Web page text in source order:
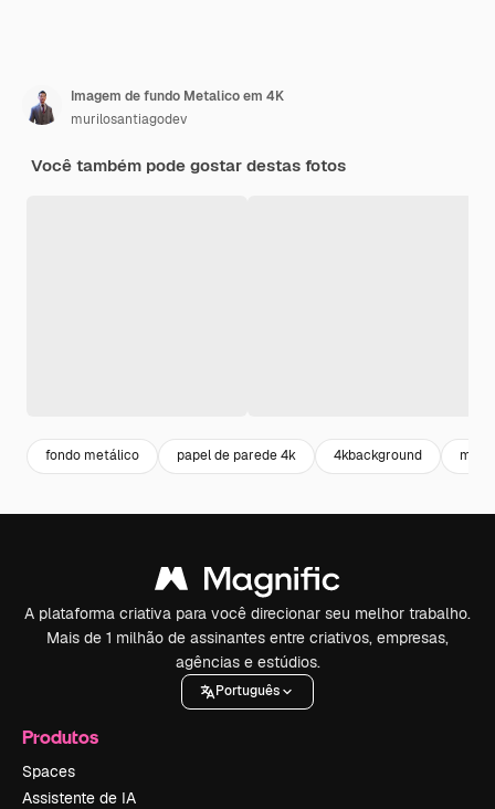
Imagem de fundo Metalico em 4K
murilosantiagodev
Você também pode gostar destas fotos
fondo metálico papel de parede 4k 4kbackground
A plataforma criativa para você direcionar seu melhor trabalho.
Mais de 1 milhão de assinantes entre criativos, empresas,
agências e estúdios.
Português
Produtos
Spaces
Assistente de IA